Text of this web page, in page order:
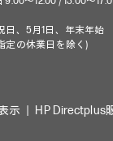
日、5月1日、年末年始
定の休業日を除く)
示 HP Directplus